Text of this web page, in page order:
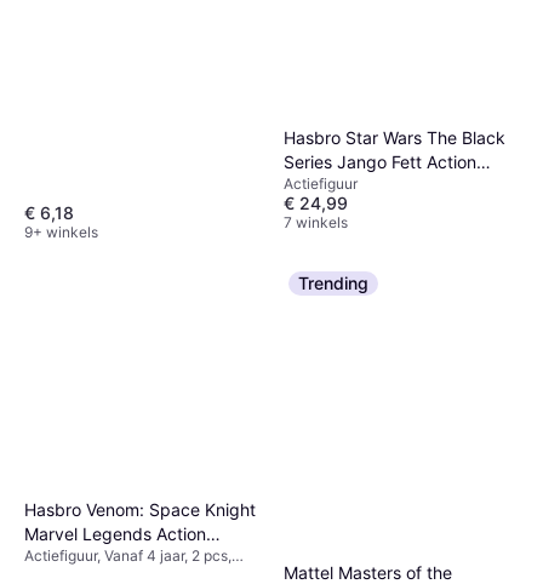
€ 6,18
9+ winkels
Hasbro Star Wars The Black
Series Jango Fett Action
Figure 15 cm
Actiefiguur
€ 24,99
7 winkels
Hasbro Venom: Space Knight
Marvel Legends Action
Figure 2-Pack Marvel's Mania
Actiefiguur, Vanaf 4 jaar, 2 pcs,
Trending
Mattel Masters of the